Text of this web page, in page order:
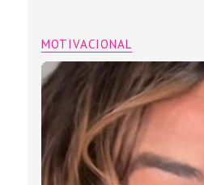
MOTIVACIONAL